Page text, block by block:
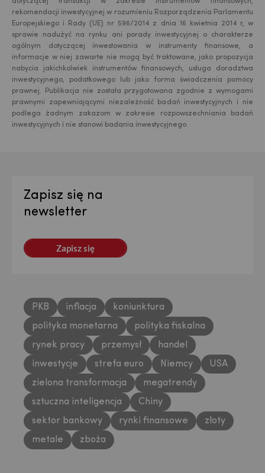
rekomendacji inwestycyjnej w rozumieniu Rozporządzenia Parlamentu
Europejskiego i Rady (UE) nr 596/2014 z dnia 16 kwietnia 2014 r, w
sprawie nadużyć na rynku ani porady inwestycyjnej o charakterze
ogólnym dotyczącej inwestowania w instrumenty finansowe, a
informacje w niej zawarte nie mogą być traktowane, jako propozycja
nabycia jakichkolwiek instrumentów finansowych, usługa doradztwa
inwestycyjnego, podatkowego lub jako forma świadczenia pomocy
prawnej. Publikacja nie została przygotowana zgodnie z wymogami
prawnymi zapewniającymi niezależność badań inwestycyjnych i nie
podlega żadnym zakazom w zakresie rozpowszechniania badań
inwestycyjnych i nie stanowi badania inwestycyjnego.
Zapisz się na
newsletter
Zapisz się
PKB inflacja
koniunktura
polityka monetarna
polityka fiskalna
rynek pracy
przemysł
handel
inwestycje
strefa euro Niemcy
USA
zielona transformacja
megatrendy
sztuczna inteligencja
Chiny
sektor bankowy
rynki finansowe
złoty
metale
zboża
USD
EUR